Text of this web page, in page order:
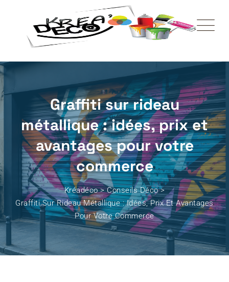
Graffiti sur rideau
métallique : idées, prix et
avantages pour votre
commerce
Kréadéco>Conseils Déco>
Graffiti Sur Rideau Métallique : Idées, Prix Et Avantages
Pour Votre Commerce